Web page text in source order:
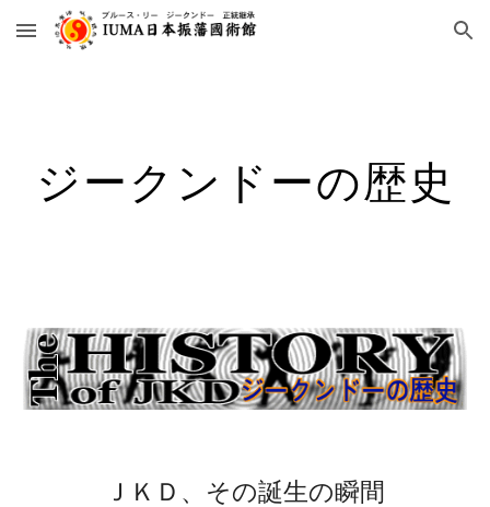
Skip to main content Skip to navigation
ジークンドーの歴史
ＪＫＤ、その誕生の瞬間